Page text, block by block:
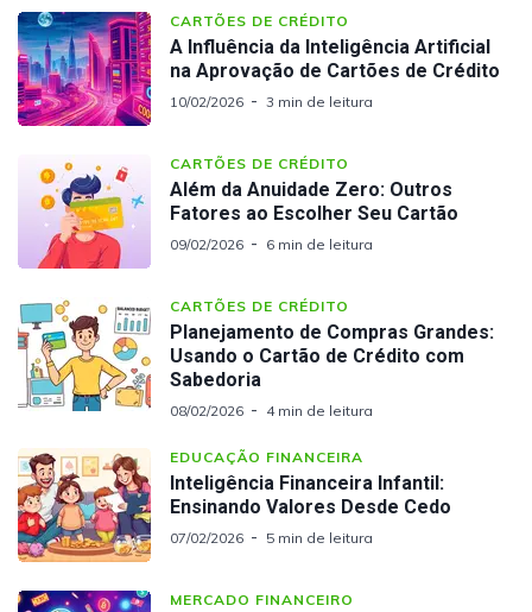
CARTÕES DE CRÉDITO
A Influência da Inteligência Artificial
na Aprovação de Cartões de Crédito
10/02/2026 3 min de leitura
CARTÕES DE CRÉDITO
Além da Anuidade Zero: Outros
Fatores ao Escolher Seu Cartão
09/02/2026 6 min de leitura
CARTÕES DE CRÉDITO
Planejamento de Compras Grandes:
Usando o Cartão de Crédito com
Sabedoria
08/02/2026 4 min de leitura
EDUCAÇÃO FINANCEIRA
Inteligência Financeira Infantil:
Ensinando Valores Desde Cedo
07/02/2026 5 min de leitura
MERCADO FINANCEIRO